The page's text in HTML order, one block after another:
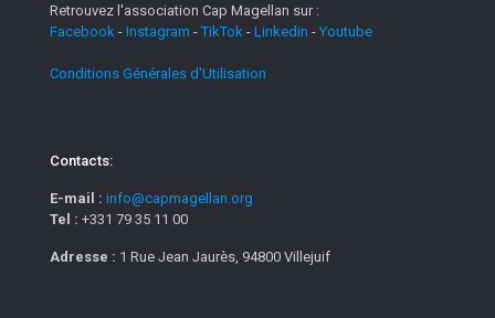
Retrouvez l'association Cap Magellan sur :
Facebook - Instagram -TikTok - Linkedin - Youtube
Conditions Générales d'Utilisation
Contacts:
E-mail : info@capmagellan.org
Tel : +331 79 35 11 00
Adresse : 1 Rue Jean Jaurès, 94800 Villejuif